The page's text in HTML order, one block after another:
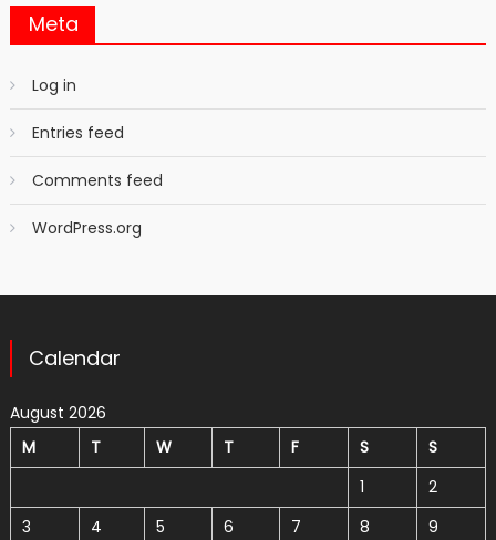
Meta
Log in
Entries feed
Comments feed
WordPress.org
Calendar
August 2026
M
T W T F S
S
1
2
3
4 5 6 7 8
9